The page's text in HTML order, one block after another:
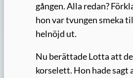
gången. Alla redan?
hon var tvungen smeka
helnöjd ut.
Nu berättade Lotta att
korselett. Hon hade sagt